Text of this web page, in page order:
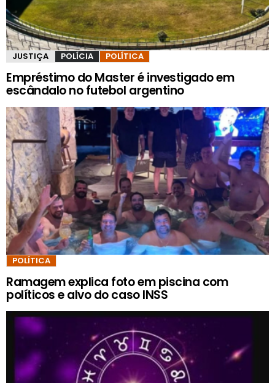
JUSTIÇA POLÍCIA POLÍTICA
Empréstimo do Master é investigado em
escândalo no futebol argentino
POLÍTICA
Ramagem explica foto em piscina com
políticos e alvo do caso INSS